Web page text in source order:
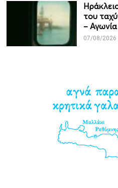
του
– Αγωνία
07/08/2026